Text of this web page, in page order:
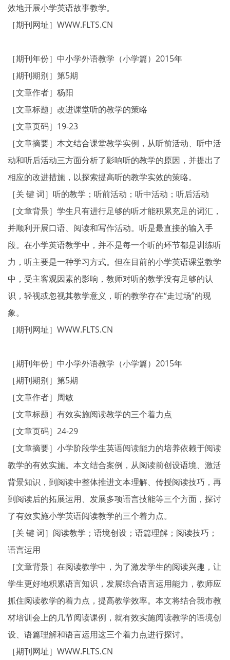
效地开展小学英语故事教学。
［期刊网址］WWW.FLTS.CN
［期刊年份］中小学外语教学（小学篇）2015年
［期刊期别］第5期
［文章作者］杨阳
［文章标题］改进课堂听的教学的策略
［文章页码］19-23
［文章摘要］本文结合课堂教学实例，从听前活动、听中活
动和听后活动三方面分析了影响听的教学的原因，并提出了
相应的改进措施，以探索提高听的教学实效的策略。
［关 键 词］听的教学；听前活动；听中活动；听后活动
［文章背景］学生只有进行足够的听才能积累充足的词汇，
并顺利开展口语、阅读和写作活动。听是最直接的输入手
段。在小学英语教学中，并不是每一个听的环节都是训练听
力，听主要是一种学习方式。但在目前的小学英语课堂教学
中，受主客观因素的影响，教师对听的教学没有足够的认
识，轻视或忽视其教学意义，听的教学存在“走过场”的现
象。
［期刊网址］WWW.FLTS.CN
［期刊年份］中小学外语教学（小学篇）2015年
［期刊期别］第5期
［文章作者］周敏
［文章标题］有效实施阅读教学的三个着力点
［文章页码］24-29
［文章摘要］小学阶段学生英语阅读能力的培养依赖于阅读
教学的有效实施。本文结合案例，从阅读前创设语境、激活
背景知识，到阅读中整体推进文本理解、传授阅读技巧，再
到阅读后的拓展运用、发展多项语言技能等三个方面，探讨
了有效实施小学英语阅读教学的三个着力点。
［关 键 词］阅读教学；语境创设；语篇理解；阅读技巧；
语言运用
［文章背景］在阅读教学中，为了激发学生的阅读兴趣，让
学生更好地积累语言知识，发展综合语言运用能力，教师应
抓住阅读教学的着力点，提高教学效率。本文将结合我市教
材培训会上的几节阅读课例，就有效实施阅读教学的语境创
设、语篇理解和语言运用这三个着力点进行探讨。
［期刊网址］WWW.FLTS.CN